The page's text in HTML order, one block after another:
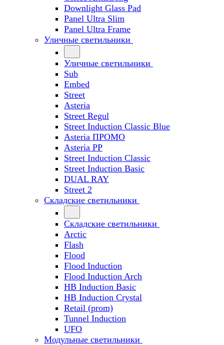
Downlight Glass Pad
Panel Ultra Slim
Panel Ultra Frame
Уличные светильники
Уличные светильники
Sub
Embed
Street
Asteria
Street Regul
Street Induction Classic Blue
Asteria ПРОМО
Asteria PP
Street Induction Classic
Street Induction Basic
DUAL RAY
Street 2
Складские светильники
Складские светильники
Arctic
Flash
Flood
Flood Induction
Flood Induction Arch
HB Induction Basic
HB Induction Crystal
Retail (prom)
Tunnel Induction
UFO
Модульные светильники